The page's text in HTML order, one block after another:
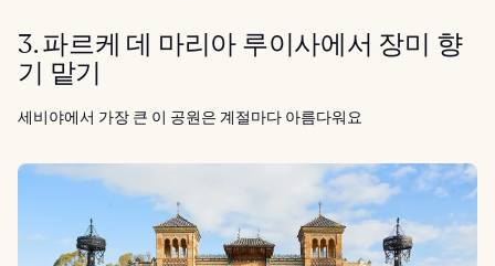
3. 파르케 데 마리아 루이사에서 장미 향
기 맡기
세비야에서 가장 큰 이 공원은 계절마다 아름다워요